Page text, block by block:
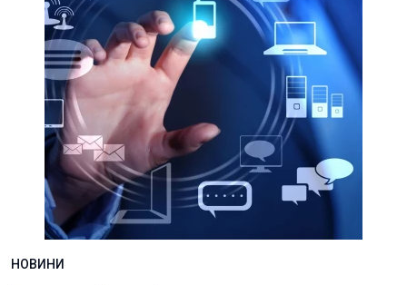
НОВИНИ